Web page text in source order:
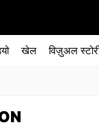
खेल विज़ुअल